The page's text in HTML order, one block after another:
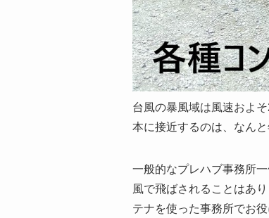
台風の暴風域は風速およそ
本に接近するのは、なん
一般的なプレハブ事務所
風で飛ばされることはあ
テナを使った事務所でお